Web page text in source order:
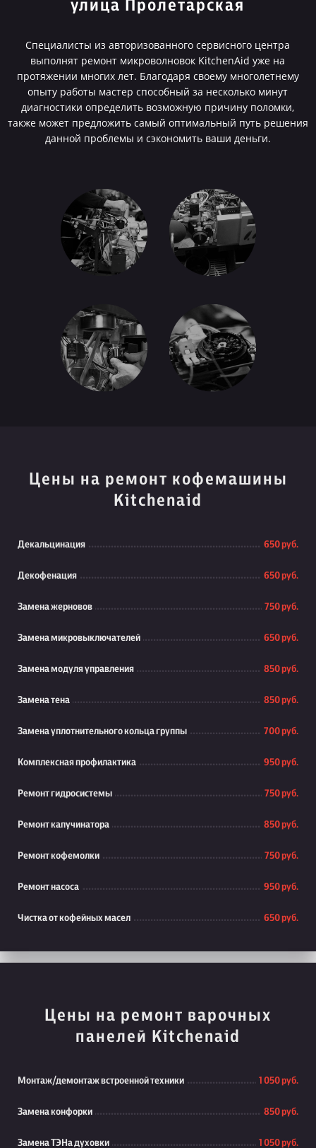
улица Пролетарская
Специалисты из авторизованного сервисного центра
выполнят ремонт микроволновок KitchenAid уже на
протяжении многих лет. Благодаря своему многолетнему
опыту работы мастер способный за несколько минут
диагностики определить возможную причину поломки,
также может предложить самый оптимальный путь решения
данной проблемы и сэкономить ваши деньги.
Цены на ремонт кофемашины
Kitchenaid
Декальцинация 650 руб.
Декофенация 650 руб.
Замена жерновов 750 руб.
Замена микровыключателей 650 руб.
Замена модуля управления 850 руб.
Замена тена 850 руб.
Замена уплотнительного кольца группы 700 руб.
Комплексная профилактика 950 руб.
Ремонт гидросистемы 750 руб.
Ремонт капучинатора 850 руб.
Ремонт кофемолки 750 руб.
Ремонт насоса 950 руб.
Чистка от кофейных масел 650 руб.
Цены на ремонт варочных
панелей Kitchenaid
Монтаж/демонтаж встроенной техники 1 050 руб.
Замена конфорки 850 руб.
Замена ТЭНа духовки 1 050 руб.